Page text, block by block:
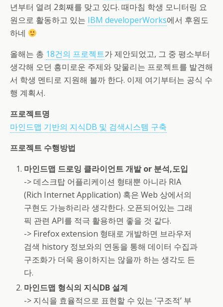
년부터 열려 2회째를 맞고 있다. 때마침 학생 모니터링 요
원으로 활동하고 있는 IBM developerWorks에서 후원도
하네
올해는 총 18건의 프로젝트가 제안되었고, 그 중 평소부터
생각해 오던 흥미로운 주제와 맞물리는 프로젝트를 발견해
서 학생 멘티로 지원해 볼까 한다. 이제 여기부터는 공식 수
행 계획서.
프로젝트명
마인드맵 기반의 지식DB 및 검색시스템 구축
프로젝트 수행방법
마인드맵 드로잉 클라이언트 개발 or 분석,도입
-> 데스크탑 어플리케이션 형태뿐 아니라 RIA
(Rich Internet Application) 혹은 Web 상에서의
구현도 가능하리라 생각한다. 오픈되어있는 그래
픽 관련 API를 적극 활용하면 좋을 것 같다.
-> Firefox extension 형태로 개발하면 브라우저
검색 history 정보와의 연동을 통해 데이터 수집과
구조화가 더욱 용이하지는 않을까 하는 생각도 든
다.
마인드맵 형식의 지식DB 설계
-> 지식을 효율적으로 표현할 수 있는 ‘구조적’ 부